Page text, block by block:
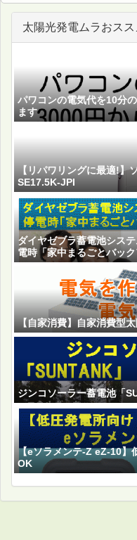
太陽光発電ムラおス
パワコンの電気代を10分
ます
【リパワリングに最適!
SE17.5K-JPI
ダイヤゼブラ蓄電池シ
電時「家中まるごとバック
【自家消費】自家消費型
ジンコソーラー蓄電池「
【eソラメンテ-Z eZ-10】
OK